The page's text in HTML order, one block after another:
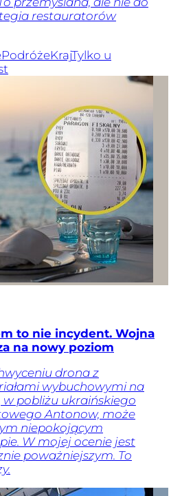
restauratorów
PodróżeKrajTylko u
to nie incydent. Wojna
na nowy poziom
drona z
wybuchowymi na
w pobliżu ukraińskiego
Antonow, może
niepokojącym
W mojej ocenie jest
poważniejszym. To